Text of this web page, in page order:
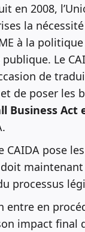
en 2008,
la
à la
Le
de
de poser les
Business Act
CAIDA pose
processus
entre en
impact final